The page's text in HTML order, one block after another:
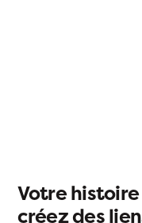
Votre
créez des